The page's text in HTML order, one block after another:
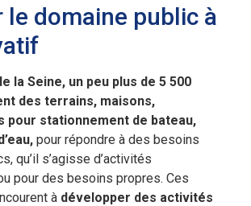
le domaine public à
la Seine, un peu plus de 5 500
des terrains, maisons,
pour stationnement de bateau,
pour répondre à des besoins
qu’il s’agisse d’activités
pour des besoins propres. Ces
à développer des activités